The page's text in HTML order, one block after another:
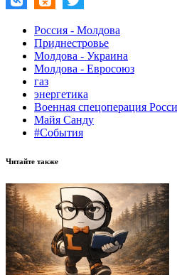
Россия - Молдова
Приднестровье
Молдова - Украина
Молдова - Евросоюз
газ
энергетика
Военная спецоперация
Майя Санду
#События
Читайте также